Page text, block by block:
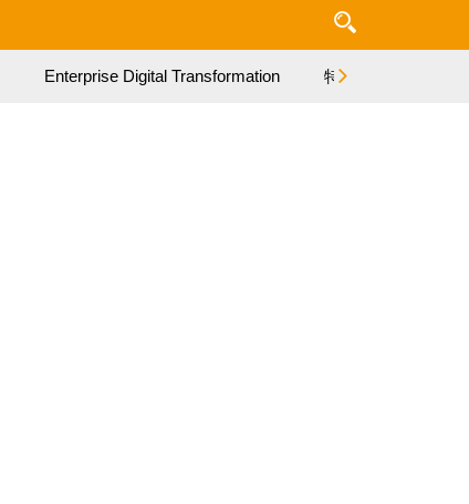
Enterprise Digital Transformation 特集